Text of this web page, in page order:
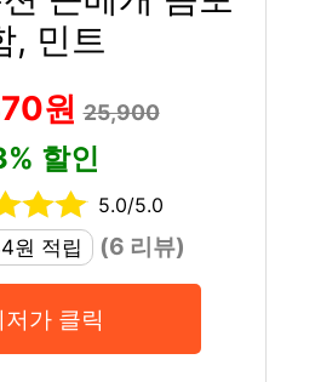
, 민트
원25,900
할인
5.0/5.0
원 적립
(6 리뷰)
저가 클릭